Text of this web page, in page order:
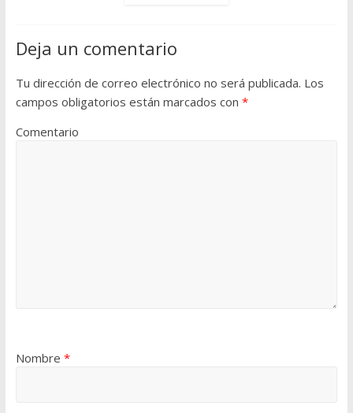
Deja un comentario
Tu dirección de correo electrónico no será publicada. Los
campos obligatorios están marcados con *
Comentario
Nombre *